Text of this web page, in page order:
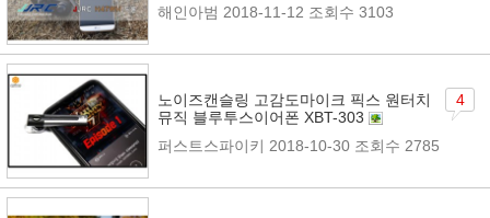
해인아범 2018-11-12 조회수 3103
노이즈캔슬링 고감도마이크 픽스 원터치
뮤직 블루투스이어폰 XBT-303
4
퍼스트스파이키 2018-10-30 조회수 2785